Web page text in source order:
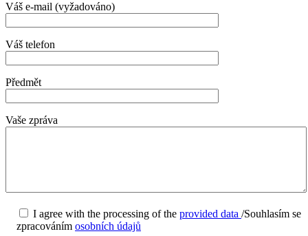
Váš e-mail (vyžadováno)
Váš telefon
Předmět
Vaše zpráva
I agree with the processing of the provided data /Souhlasím se
zpracováním osobních údajů